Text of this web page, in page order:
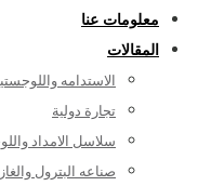
معلومات عنا
المقالات
الاستدامه
تجارة دولية
سلاسل الامداد
صناعه البترول والغاز